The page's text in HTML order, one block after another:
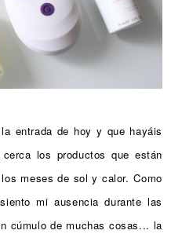
entrada de hoy y que hayáis
los productos que están
meses de sol y calor. Como
mi ausencia durante las
cúmulo de muchas cosas... la